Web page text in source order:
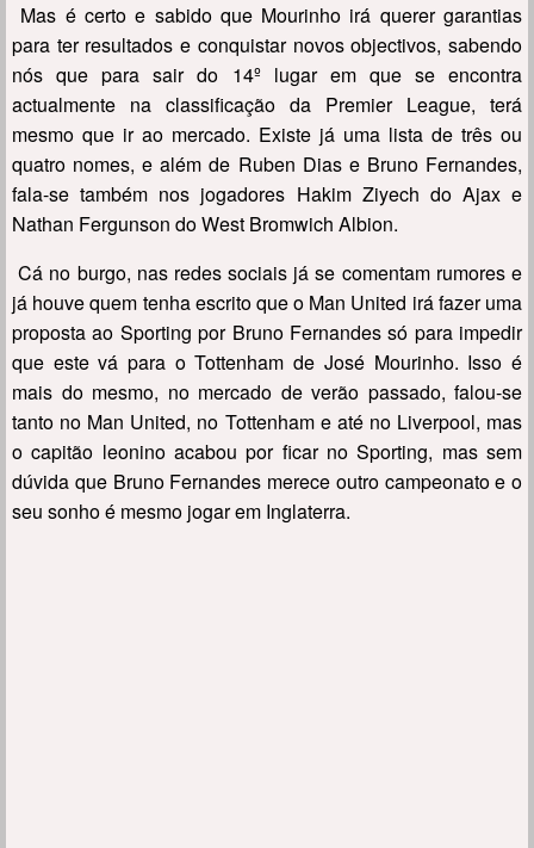
Mas é certo e sabido que Mourinho irá querer garantias
para ter resultados e conquistar novos objectivos, sabendo
nós que para sair do 14º lugar em que se encontra
actualmente na classificação da Premier League, terá
mesmo que ir ao mercado. Existe já uma lista de três ou
quatro nomes, e além de Ruben Dias e Bruno Fernandes,
fala-se também nos jogadores Hakim Ziyech do Ajax e
Nathan Fergunson do West Bromwich Albion.
Cá no burgo, nas redes sociais já se comentam rumores e
já houve quem tenha escrito que o Man United irá fazer uma
proposta ao Sporting por Bruno Fernandes só para impedir
que este vá para o Tottenham de José Mourinho. Isso é
mais do mesmo, no mercado de verão passado, falou-se
tanto no Man United, no Tottenham e até no Liverpool, mas
o capitão leonino acabou por ficar no Sporting, mas sem
dúvida que Bruno Fernandes merece outro campeonato e o
seu sonho é mesmo jogar em Inglaterra.